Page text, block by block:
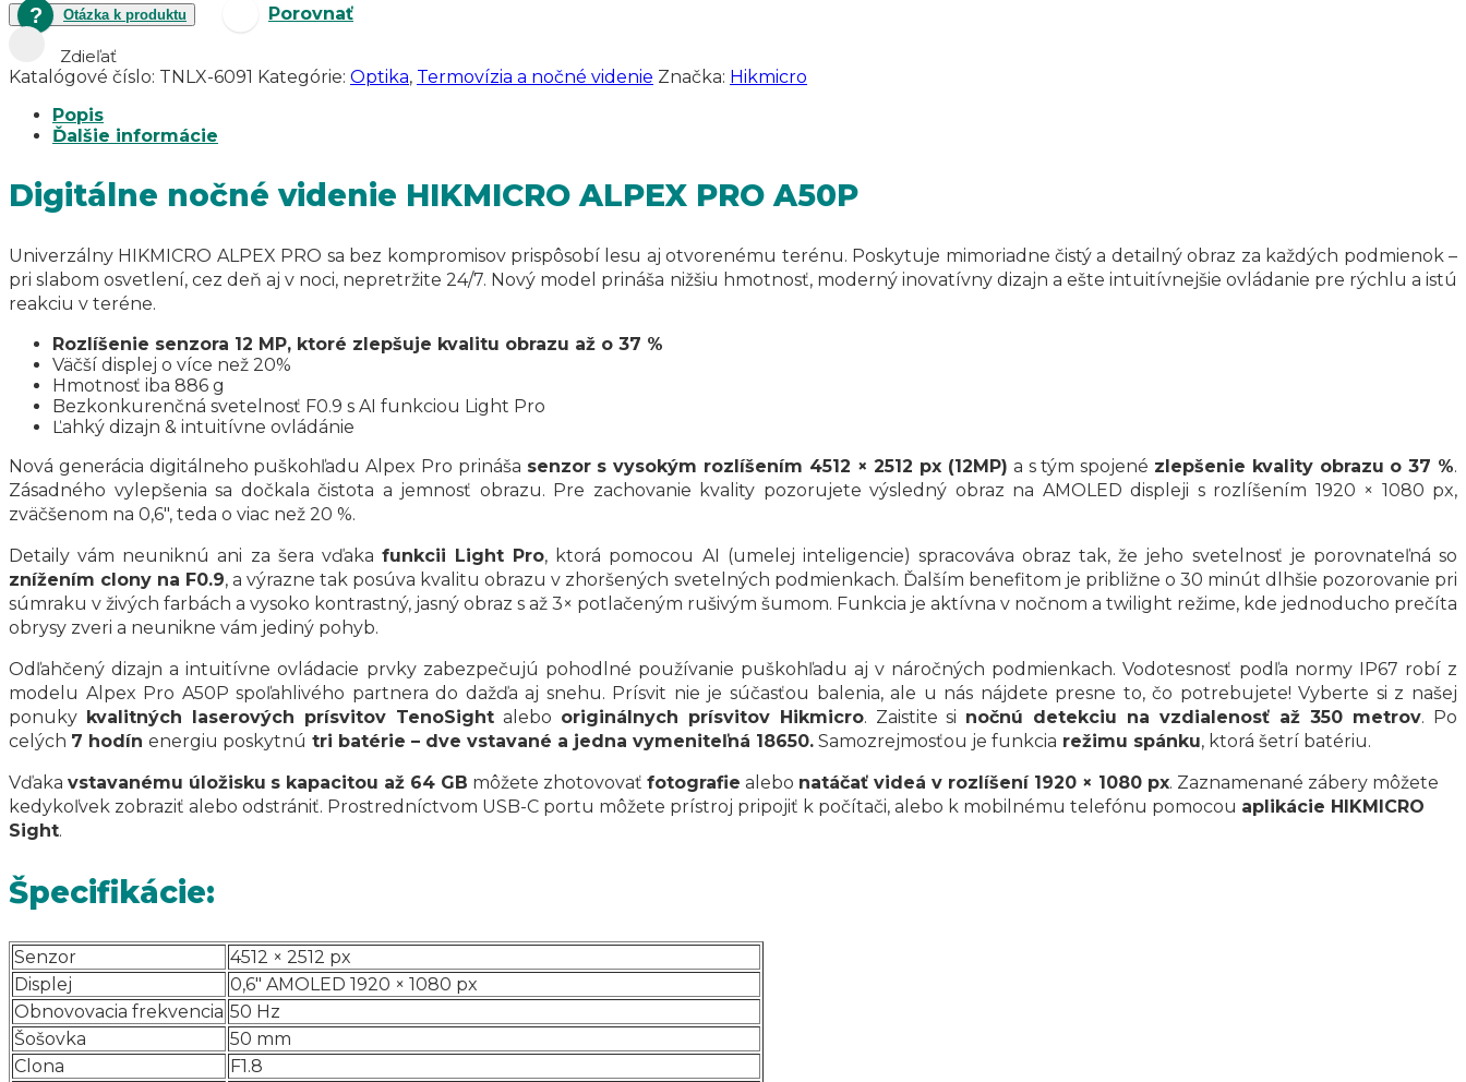
PRO
Otázka k produktu Porovnať
Zdieľať
Katalógové číslo: TNLX-6091 Kategórie: Optika, Termovízia a nočné videnie Značka: Hikmicro
Popis
Ďalšie informácie
Digitálne nočné videnie HIKMICRO ALPEX PRO A50P
Univerzálny HIKMICRO ALPEX PRO sa bez kompromisov prispôsobí lesu aj otvorenému terénu. Poskytuje mimoriadne čistý a detailný obraz za každých podmienok –
pri slabom osvetlení, cez deň aj v noci, nepretržite 24/7. Nový model prináša nižšiu hmotnosť, moderný inovatívny dizajn a ešte intuitívnejšie ovládanie pre rýchlu a istú
reakciu v teréne.
Rozlíšenie senzora 12 MP, ktoré zlepšuje kvalitu obrazu až o 37 %
Väčší displej o více než 20%
Hmotnosť iba 886 g
Bezkonkurenčná svetelnosť F0.9 s AI funkciou Light Pro
Ľahký dizajn & intuitívne ovládánie
Nová generácia digitálneho puškohľadu Alpex Pro prináša senzor s vysokým rozlíšením 4512 × 2512 px (12MP) a s tým spojené zlepšenie kvality obrazu o 37 %.
Zásadného vylepšenia sa dočkala čistota a jemnosť obrazu. Pre zachovanie kvality pozorujete výsledný obraz na AMOLED displeji s rozlíšením 1920 × 1080 px,
zväčšenom na 0,6″, teda o viac než 20 %.
Detaily vám neuniknú ani za šera vďaka funkcii Light Pro, ktorá pomocou AI (umelej inteligencie) spracováva obraz tak, že jeho svetelnosť je porovnateľná so
znížením clony na F0.9, a výrazne tak posúva kvalitu obrazu v zhoršených svetelných podmienkach. Ďalším benefitom je približne o 30 minút dlhšie pozorovanie pri
súmraku v živých farbách a vysoko kontrastný, jasný obraz s až 3× potlačeným rušivým šumom. Funkcia je aktívna v nočnom a twilight režime, kde jednoducho prečíta
obrysy zveri a neunikne vám jediný pohyb.
Odľahčený dizajn a intuitívne ovládacie prvky zabezpečujú pohodlné používanie puškohľadu aj v náročných podmienkach. Vodotesnosť podľa normy IP67 robí z
modelu Alpex Pro A50P spoľahlivého partnera do dažďa aj snehu. Prísvit nie je súčasťou balenia, ale u nás nájdete presne to, čo potrebujete! Vyberte si z našej
ponuky kvalitných laserových prísvitov TenoSightalebo originálnych prísvitov Hikmicro. Zaistite si nočnú detekciu na vzdialenosť až 350 metrov. Po
celých 7 hodín energiu poskytnú tri batérie – dve vstavané a jedna vymeniteľná 18650. Samozrejmosťou je funkcia režimu spánku, ktorá šetrí batériu.
Vďaka vstavanému úložisku s kapacitou až 64 GB môžete zhotovovať fotografie alebo natáčať videá v rozlíšení 1920 × 1080 px. Zaznamenané zábery môžete
kedykoľvek zobraziť alebo odstrániť. Prostredníctvom USB-C portu môžete prístroj pripojiť k počítači, alebo k mobilnému telefónu pomocou aplikácie HIKMICRO
Sight.
Špecifikácie:
Senzor
4512 × 2512 px
Displej
0,6″ AMOLED 1920 × 1080 px
Obnovovacia frekvencia 50 Hz
Šošovka
50 mm
Clona
F1.8